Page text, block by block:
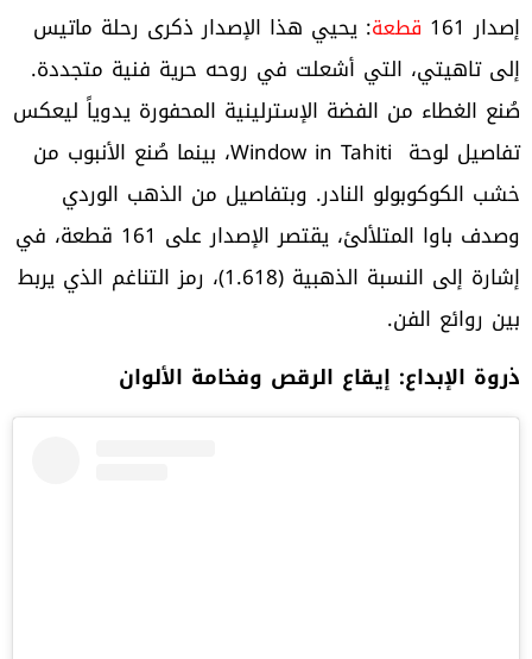
إصدار 161 قطعة: يحيي هذا الإصدار ذكرى رحلة ماتيس
إلى تاهيتي، التي أشعلت في روحه حرية فنية متجددة.
صُنع الغطاء من الفضة الإسترلينية المحفورة يدوياً ليعكس
تفاصيل لوحة Window in Tahiti، بينما صُنع الأنبوب من
خشب الكوكوبولو النادر. وبتفاصيل من الذهب الوردي
وصدف باوا المتلألئ، يقتصر الإصدار على 161 قطعة، في
إشارة إلى النسبة الذهبية (1.618)، رمز التناغم الذي يربط
بين روائع الفن.
ذروة الإبداع: إيقاع الرقص وفخامة الألوان